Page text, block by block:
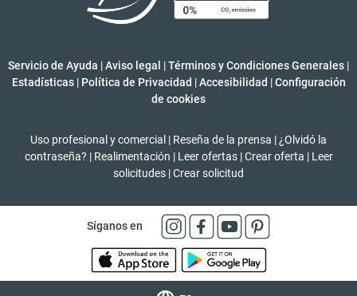
Servicio de Ayuda |Aviso legal |Términos y Condiciones Generales |
Estadísticas | Política de Privacidad | Accesibilidad | Configuración
de cookies
Uso profesional y comercial | Reseña de la prensa | ¿Olvidó la
contraseña? | Realimentación | Leer ofertas | Crear oferta | Leer
solicitudes |Crear solicitud
Síganos en